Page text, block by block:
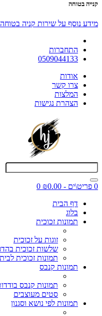
קנייה בטוחה
מידע נוסף על שירות קניה בטוחה
התחברות
0509044133
אודות
צרו קשר
המלצות
הצהרת נגישות
0 פריט\ים - ₪0.00
0
דף הבית
בלוג
תמונות זכוכית
זוגות על זכוכית
שלשות זכוכית
תמונות זכוכית
תמונות קנבס
תמונות קנבס
סטים מעוצבים
תמונות לפי נושא וסגנון